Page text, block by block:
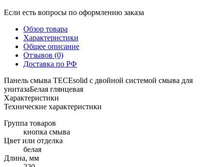
Если есть вопросы по оформлению заказа
Обзор товара
Характеристики
Общее описание
Отзывов (0)
Доставка по РФ
Панель смыва TECEsolid с двойной системой смыва для
унитазаБелая глянцевая
Характеристики
Технические характеристики
Группа товаров
кнопка смыва
Цвет или отделка
белая
Длина, мм